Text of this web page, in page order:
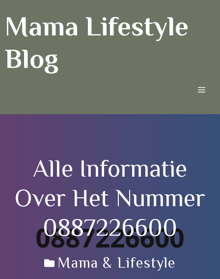
naarMama Lifestyle
Blog
Alle Informatie
Over Het Nummer
0887226600
Mama & Lifestyle